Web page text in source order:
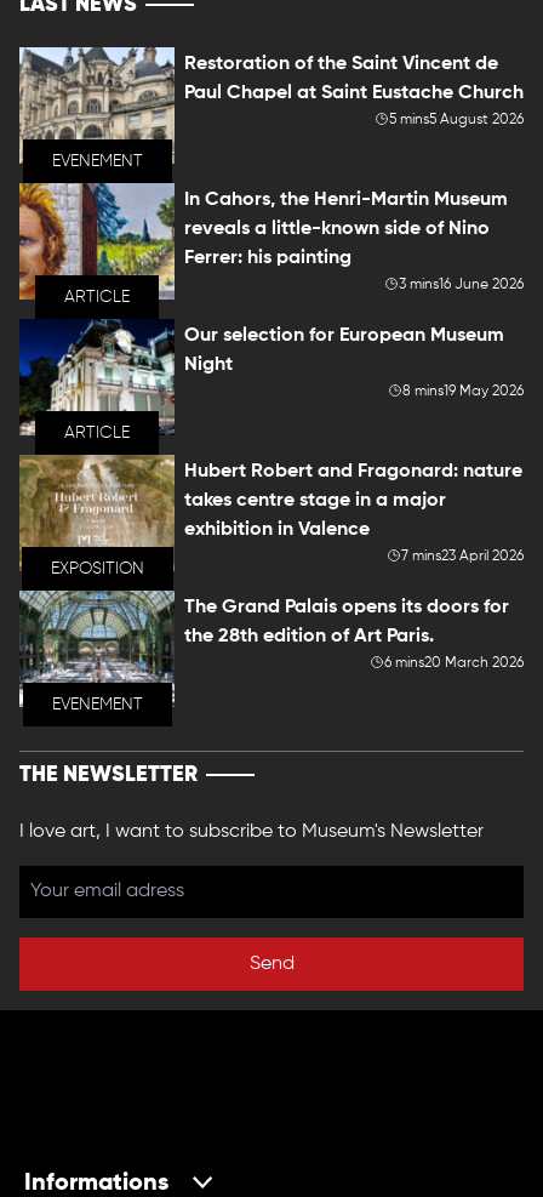
LAST NEWS
EVENEMENT
Restoration of the Saint Vincent de
Paul Chapel at Saint Eustache Church
5 mins5 August 2026
ARTICLE
In Cahors, the Henri-Martin Museum
reveals a little-known side of Nino
Ferrer: his painting
3 mins16 June 2026
ARTICLE
Our selection for European Museum
Night
8 mins19 May 2026
EXPOSITION
Hubert Robert and Fragonard: nature
takes centre stage in a major
exhibition in Valence
7 mins23 April 2026
EVENEMENT
The Grand Palais opens its doors for
the 28th edition of Art Paris.
6 mins20 March 2026
THE NEWSLETTER
I love art, I want to subscribe to Museum's Newsletter
Send
Informations